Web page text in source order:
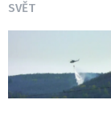
SVĚT